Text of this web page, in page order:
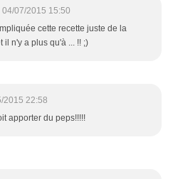
04/07/2015 15:50
cette recette juste de la
il n'y a plus qu'à ... !! ;)
2015 22:58
apporter du peps!!!!!